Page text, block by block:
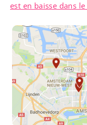
est en baisse dans